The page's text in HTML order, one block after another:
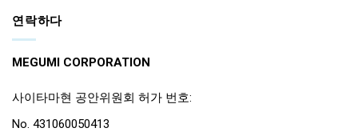
연락하다
MEGUMI CORPORATION
사이타마현 공안위원회 허가 번호:
No. 431060050413